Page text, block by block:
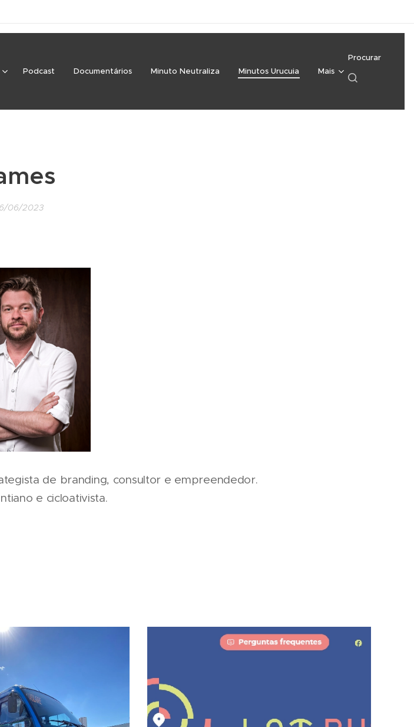
Podcast Documentários Minuto Neutraliza Minutos Urucuia Mais
Procurar
06/2023
de branding, consultor e empreendedor.
e cicloativista.